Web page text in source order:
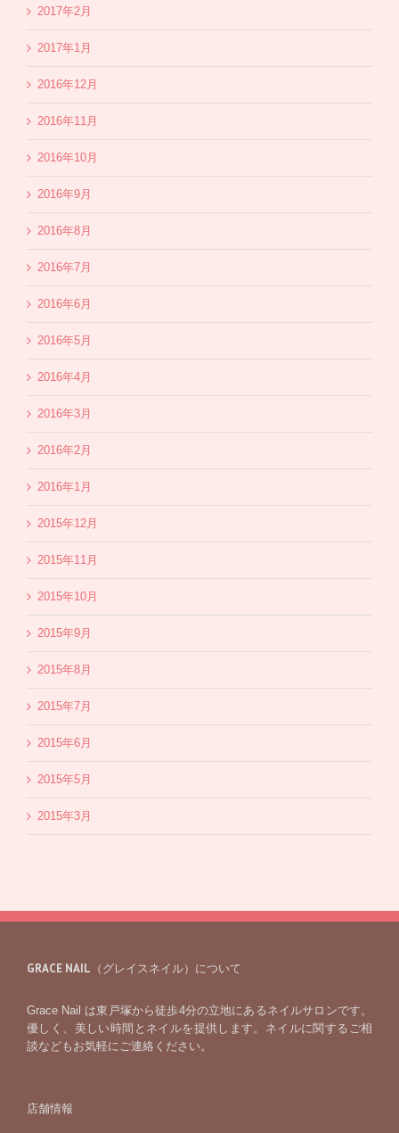
2017年2月
2017年1月
2016年12月
2016年11月
2016年10月
2016年9月
2016年8月
2016年7月
2016年6月
2016年5月
2016年4月
2016年3月
2016年2月
2016年1月
2015年12月
2015年11月
2015年10月
2015年9月
2015年8月
2015年7月
2015年6月
2015年5月
2015年3月
GRACE NAIL（グレイスネイル）について
Grace Nail は東戸塚から徒歩4分の立地にあるネイルサロンです。
優しく、美しい時間とネイルを提供します。ネイルに関するご相
談などもお気軽にご連絡ください。
店舗情報